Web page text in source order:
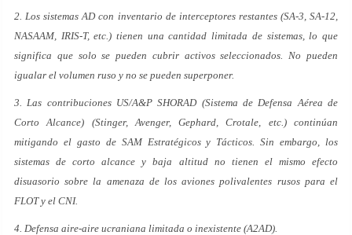
2. Los sistemas AD con inventario de interceptores restantes (SA-3, SA-12,
NASAAM, IRIS-T, etc.) tienen una cantidad limitada de sistemas, lo que
significa que solo se pueden cubrir activos seleccionados. No pueden
igualar el volumen ruso y no se pueden superponer.
3. Las contribuciones US/A&P SHORAD (Sistema de Defensa Aérea de
Corto Alcance) (Stinger, Avenger, Gephard, Crotale, etc.) continúan
mitigando el gasto de SAM Estratégicos y Tácticos. Sin embargo, los
sistemas de corto alcance y baja altitud no tienen el mismo efecto
disuasorio sobre la amenaza de los aviones polivalentes rusos para el
FLOT y el CNI.
4. Defensa aire-aire ucraniana limitada o inexistente (A2AD).